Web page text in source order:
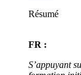
Résumé
FR :
S’appuyant